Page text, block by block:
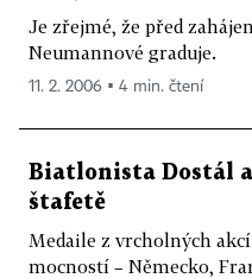
Je zřejmé, že před
Neumannové graduje.
11. 2. 2006 ▪ 4 min. čtení
Biatlonista Dostál
štafetě
Medaile z vrcholných
mocností – Německo,